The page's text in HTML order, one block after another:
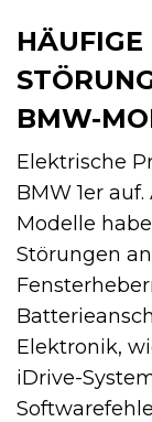
HÄUFIGE
BMW-
Elektrische
BMW 1er
Modelle
Störungen
Elektronik,
iDrive-